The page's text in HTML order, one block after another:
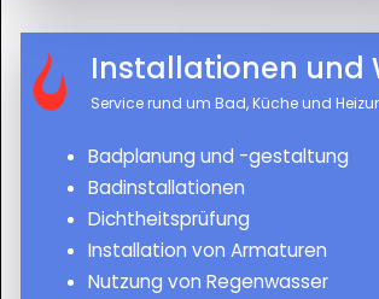
Installationen und
Service rund um Bad, Küche und
Badplanung und -gestaltung
Badinstallationen
Dichtheitsprüfung
Installation von Armaturen
Nutzung von Regenwasser